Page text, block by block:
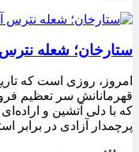
ستارخان؛ شعله نترس
امروز، روزی است که
قهرمانانش سر تعظیم
که با دلی آتشین و
پرچمدار آزادی در برابر